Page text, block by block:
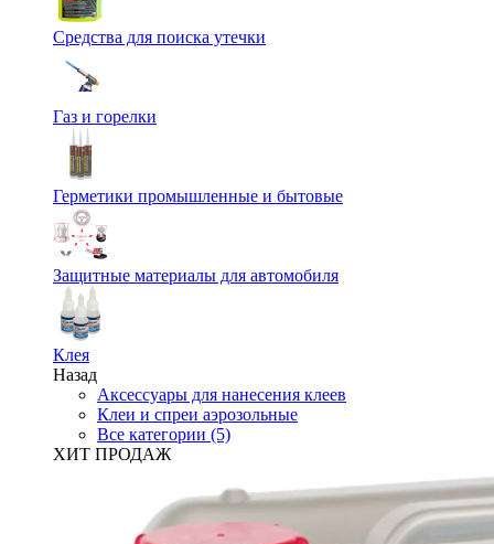
Средства для поиска утечки
Газ и горелки
Герметики промышленные и бытовые
Защитные материалы для автомобиля
Клея
Назад
Аксессуары для нанесения клеев
Клеи и спреи аэрозольные
Все категории (5)
ХИТ ПРОДАЖ